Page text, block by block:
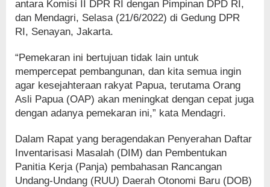
antara Komisi II DPR RI dengan Pimpinan DPD RI,
dan Mendagri, Selasa (21/6/2022) di Gedung DPR
RI, Senayan, Jakarta.
“Pemekaran ini bertujuan tidak lain untuk
mempercepat pembangunan, dan kita semua ingin
agar kesejahteraan rakyat Papua, terutama Orang
Asli Papua (OAP) akan meningkat dengan cepat juga
dengan adanya pemekaran ini,” kata Mendagri.
Dalam Rapat yang beragendakan Penyerahan Daftar
Inventarisasi Masalah (DIM) dan Pembentukan
Panitia Kerja (Panja) pembahasan Rancangan
Undang-Undang (RUU) Daerah Otonomi Baru (DOB)